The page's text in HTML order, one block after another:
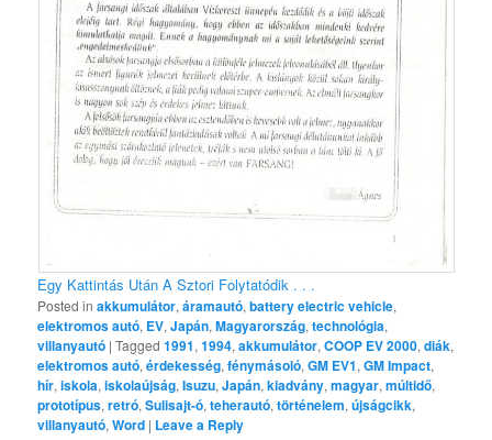
Egy Kattintás Után A Sztori Folytatódik . . .
Posted in akkumulátor,áramautó,battery electric vehicle,
elektromos autó, EV,Japán,Magyarország,technológia,
villanyautó |Tagged 1991,1994,akkumulátor,COOP EV 2000,diák,
elektromos autó,érdekesség,fénymásoló,GM EV1,GM Impact,
hír,iskola,iskolaújság,Isuzu,Japán,kiadvány,magyar,múltidő,
prototípus,retró,Sulisajt-ó,teherautó,történelem,újságcikk,
villanyautó,Word | Leave a Reply